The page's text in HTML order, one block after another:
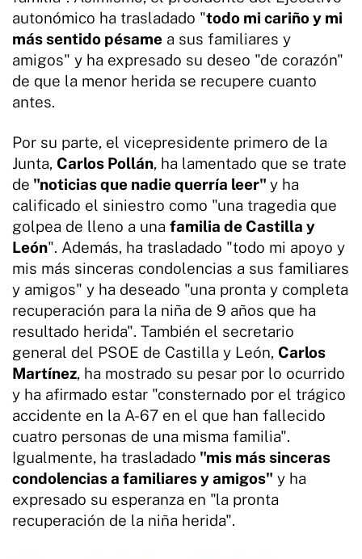
autonómico ha trasladado "todo mi cariño y mi
más sentido pésame a sus familiares y
amigos" y ha expresado su deseo "de corazón"
de que la menor herida se recupere cuanto
antes.
Por su parte, el vicepresidente primero de la
Junta, Carlos Pollán, ha lamentado que se trate
de "noticias que nadie querría leer" y ha
calificado el siniestro como "una tragedia que
golpea de lleno a una familia de Castilla y
León". Además, ha trasladado "todo mi apoyo y
mis más sinceras condolencias a sus familiares
y amigos" y ha deseado "una pronta y completa
recuperación para la niña de 9 años que ha
resultado herida". También el secretario
general del PSOE de Castilla y León, Carlos
Martínez, ha mostrado su pesar por lo ocurrido
y ha afirmado estar "consternado por el trágico
accidente en la A-67 en el que han fallecido
cuatro personas de una misma familia".
Igualmente, ha trasladado "mis más sinceras
condolencias a familiares y amigos" y ha
expresado su esperanza en "la pronta
recuperación de la niña herida".